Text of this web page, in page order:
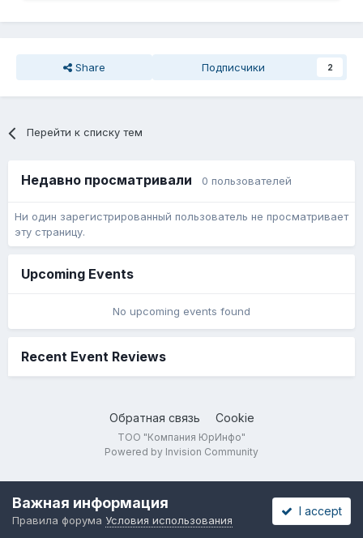
Share Подписчики 2
Перейти к списку тем
Недавно просматривали 0 пользователей
Ни один зарегистрированный пользователь не просматривает
эту страницу.
Upcoming Events
No upcoming events found
Recent Event Reviews
Обратная связь Cookie
ТОО "Компания ЮрИнфо"
Powered by Invision Community
Важная информация
Правила форума Условия использования
I accept